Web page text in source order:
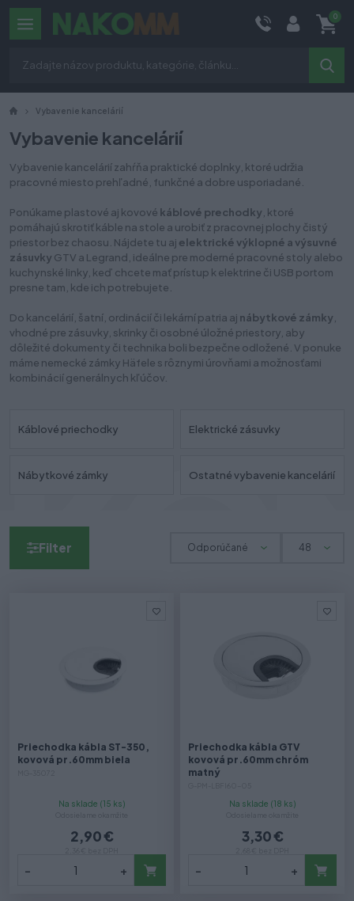
0
Vybavenie kancelárií
Vybavenie kancelárií
Vybavenie kancelárií zahŕňa praktické doplnky, ktoré udržia
pracovné miesto prehľadné, funkčné a dobre usporiadané.
Ponúkame plastové aj kovové káblové prechodky , ktoré
pomáhajú skrotiť káble na stole a urobiť z pracovnej plochy čistý
priestor bez chaosu. Nájdete tu aj elektrické výklopné a výsuvné
zásuvky GTV a Legrand, ideálne pre moderné pracovné stoly alebo
kuchynské linky, keď chcete mať prístup k elektrine či USB portom
presne tam, kde ich potrebujete.
Do kancelárií, šatní, ordinácií či lekární patria aj nábytkové zámky
vhodné pre zásuvky, skrinky či osobné úložné priestory, aby
dôležité dokumenty či technika boli bezpečne odložené. V ponuke
máme nemecké zámky Häfele s rôznymi úrovňami a možnosťami
kombinácií generálnych kľúčov.
Káblové priechodky Elektrické zásuvky
Nábytkové zámky Ostatné vybavenie kancelárií
Filter
Priechodka kábla ST-350,
kovová pr.60mm biela
Na sklade (15 ks)
2,90 €
- +
Priechodka kábla GTV
kovová pr.60mm chróm
matný
Na sklade (18 ks)
3,30 €
- +